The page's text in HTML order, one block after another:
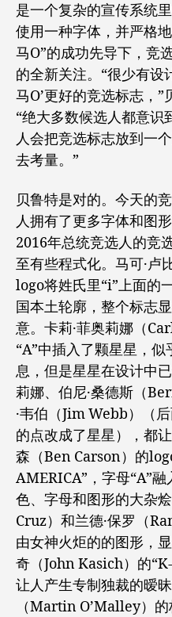
是一个复杂的宣传系统
使用一种字体，并严格
马O”的成功先导下，竞
的全新关注。“很少有设
马O’更好的竞选标志，”
“绝大多数候选人都意
人会把竞选标志放到一
去考量。”
贝鲁特是对的。今天的
人拥有了更多字体和图
2016年总统竞选人的竞
至有些程式化。马可·
logo将姓氏里“i”上面的
国本土轮廓，整个标志
意。卡莉·菲奥莉娜（
“A”中插入了颗星星，
息，但是星星在设计中
莉娜、伯尼·桑德斯（
·韦伯（Jim Webb）（
的点改成了星星），都
森（Ben Carson）的
AMERICA”，字母“A”
色、字母和图形的大杂
Cruz）和兰德·保罗（
由女神火炬的的图形，
奇（John Kasich）的
让人产生专制独裁的暧
（Martin O’Malley）